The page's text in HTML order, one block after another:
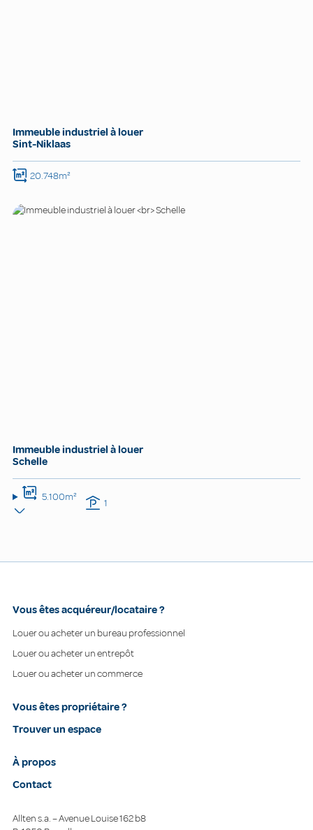
Immeuble industriel à louer
Sint-Niklaas
20.748m²
Immeuble industriel à louer
Schelle
5.100m² 1
Vous êtes acquéreur/locataire ?
Louer ou acheter un bureau professionnel
Louer ou acheter un entrepôt
Louer ou acheter un commerce
Vous êtes propriétaire ?
Trouver un espace
À propos
Contact
Allten s.a. – Avenue Louise 162 b8